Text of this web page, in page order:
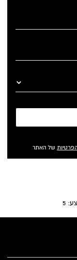
של האתר
5